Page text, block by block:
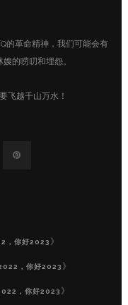
的革命精神，我们可能会有
的唠叨和埋怨。
飞越千山万水！
，你好2023 》
，你好2023 》
，你好2023 》